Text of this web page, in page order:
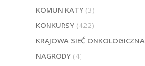
KOMUNIKATY (3)
KONKURSY (422)
KRAJOWA SIEĆ ONKOLOGICZNA
NAGRODY (4)